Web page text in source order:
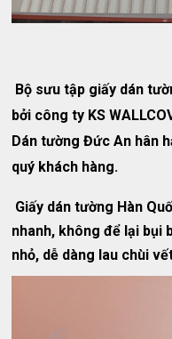
Bộ sưu tập giấy dán
bởi công ty KS
Dán tường Đức An hân
quý khách hàng.
Giấy dán tường Hàn
nhanh, không để lại bụi
nhỏ, dễ dàng lau chùi